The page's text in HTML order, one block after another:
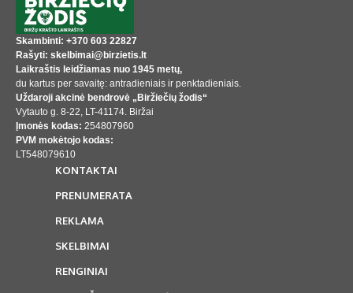
Skambinti: +370 603 22827
Rašyti: skelbimai@birzietis.lt
Laikraštis leidžiamas nuo 1945 metų,
du kartus per savaitę: antradieniais ir penktadieniais.
Uždaroji akcinė bendrovė „Biržiečių žodis“
Vytauto g. 8-22, LT-41174. Biržai
Įmonės kodas: 254807960
PVM mokėtojo kodas:
LT548079610
KONTAKTAI
PRENUMERATA
REKLAMA
SKELBIMAI
RENGINIAI